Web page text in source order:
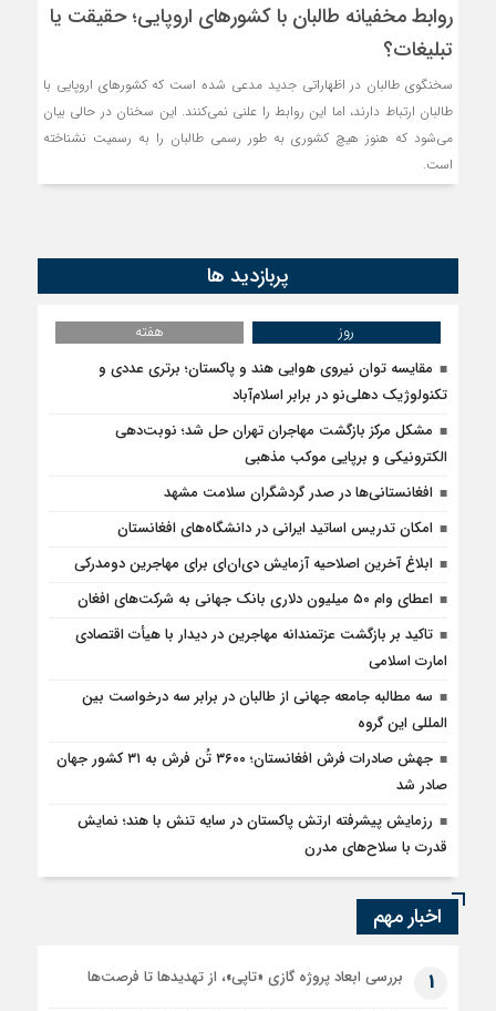
روابط مخفیانه طالبان با کشورهای اروپایی؛ حقیقت یا
تبلیغات؟
سخنگوی طالبان در اظهاراتی جدید مدعی شده است که کشورهای اروپایی با
طالبان ارتباط دارند، اما این روابط را علنی نمی‌کنند. این سخنان در حالی بیان
می‌شود که هنوز هیچ کشوری به طور رسمی طالبان را به رسمیت نشناخته
است.
پربازدید ها
روز
هفته
مقایسه توان نیروی هوایی هند و پاکستان؛ برتری عددی و
تکنولوژیک دهلی‌نو در برابر اسلام‌آباد
مشکل مرکز بازگشت مهاجران تهران حل شد؛ نوبت‌دهی
الکترونیکی و برپایی موکب مذهبی
افغانستانی‌ها در صدر گردشگران سلامت مشهد
امکان تدریس اساتید ایرانی در دانشگاه‌های افغانستان
ابلاغ آخرین اصلاحیه آزمایش دی‌ان‌ای برای مهاجرین دومدرکی
اعطای وام ۵۰ میلیون دلاری بانک جهانی به شرکت‌های افغان
تاکید بر بازگشت عزتمندانه مهاجرین در دیدار با هیأت اقتصادی
امارت اسلامی
سه مطالبه جامعه جهانی از طالبان در برابر سه درخواست بین
المللی این گروه
جهش صادرات فرش افغانستان؛ ۳۶۰۰ تُن فرش به ۳۱ کشور جهان
صادر شد
رزمایش پیشرفته ارتش پاکستان در سایه تنش با هند؛ نمایش
قدرت با سلاح‌های مدرن
اخبار مهم
1 بررسی ابعاد پروژه گازی «تاپی»، از تهدیدها تا فرصت‌ها